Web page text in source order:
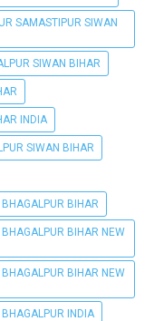
SAMASTIPUR SIWAN
SIWAN BIHAR
INDIA
SIWAN BIHAR
BIHAR
BIHAR NEW
BIHAR NEW
INDIA